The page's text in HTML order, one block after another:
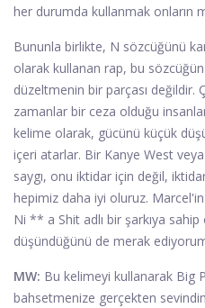
her durumda kullanmak onların
Bununla birlikte, N sözcüğünü
olarak kullanan rap, bu sözcüğün
düzeltmenin bir parçası değildir.
zamanlar bir ceza olduğu
kelime olarak, gücünü küçük
içeri atarlar. Bir Kanye West
saygı, onu iktidar için değil,
hepimiz daha iyi oluruz.
Ni ** a Shit adlı bir şarkıya sahip
düşündüğünü de merak
MW: Bu kelimeyi kullanarak Big
bahsetmenize gerçekten